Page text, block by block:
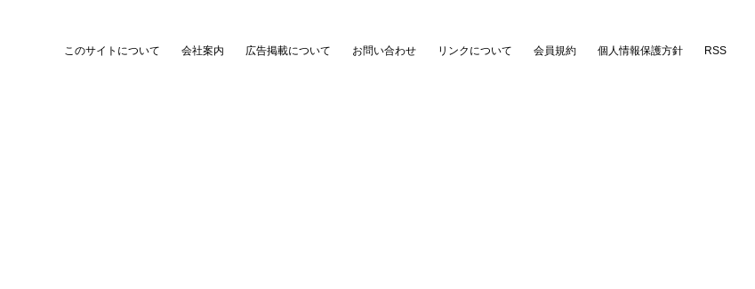
このサイトについて 会社案内 広告掲載について お問い合わせ リンクについて 会員規約 個人情報保護方針 RSS